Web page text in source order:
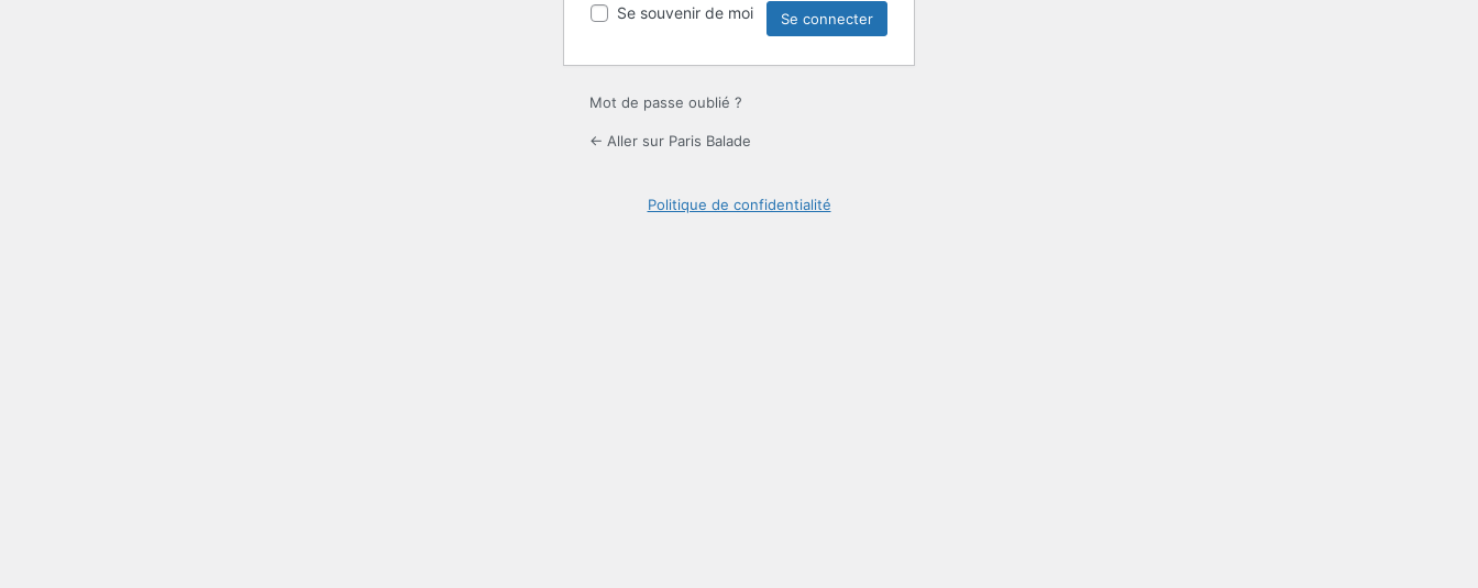
Se souvenir de moi
Mot de passe oublié ?
← Aller sur Paris Balade
Politique de confidentialité